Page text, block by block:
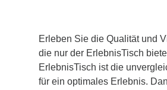
Erleben Sie die Qualität und
die nur der ErlebnisTisch
ErlebnisTisch ist die
für ein optimales Erlebnis.